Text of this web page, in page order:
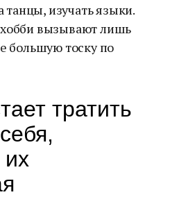
танцы, изучать языки.
вызывают лишь
большую тоску по
тратить
их